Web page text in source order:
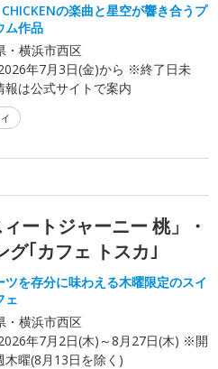
の楽曲と星空が響き合うプ
ム作品
・横浜市西区
年7月3日(金)から ※終了日未
報は公式サイトで案内
ートジャーニー 桃」・
グ｢カフェ トスカ｣
ツを存分に味わえる木曜限定のスイ
ェ
・横浜市西区
年7月2日(木)～8月27日(木) ※開
木曜(8月13日を除く)